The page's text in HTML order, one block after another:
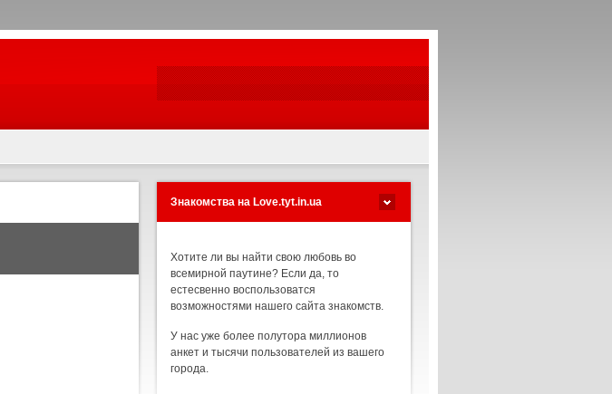
Знакомства на Love.tyt.in.ua
Хотите ли вы найти свою любовь во
всемирной паутине? Если да, то
естесвенно воспользоватся
возможностями нашего сайта знакомств.
У нас уже более полутора миллионов
анкет и тысячи пользователей из вашего
города.